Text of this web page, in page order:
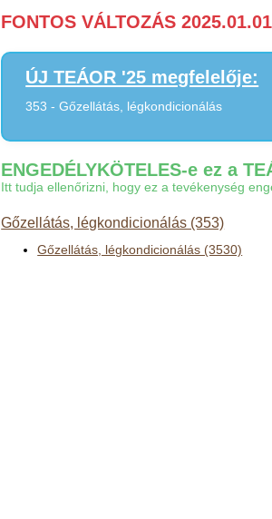
FONTOS VÁLTOZÁS
ÚJ TEÁOR '25 megfelelője:
353 - Gőzellátás, légkondicionálás
ENGEDÉLYKÖTELES-e ez a
Itt tudja ellenőrizni, hogy ez a tevékenység
Gőzellátás, légkondicionálás (353)
Gőzellátás, légkondicionálás (3530)